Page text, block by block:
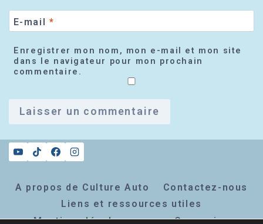
E-mail *
Enregistrer mon nom, mon e-mail et mon site
dans le navigateur pour mon prochain
commentaire.
A propos de Culture Auto
Contactez-nous
Liens et ressources utiles
Mentions légales
Connexion